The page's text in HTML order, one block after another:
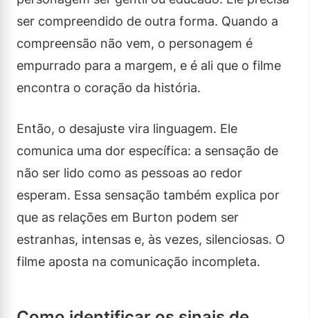
ser compreendido de outra forma. Quando a
compreensão não vem, o personagem é
empurrado para a margem, e é ali que o filme
encontra o coração da história.
Então, o desajuste vira linguagem. Ele
comunica uma dor específica: a sensação de
não ser lido como as pessoas ao redor
esperam. Essa sensação também explica por
que as relações em Burton podem ser
estranhas, intensas e, às vezes, silenciosas. O
filme aposta na comunicação incompleta.